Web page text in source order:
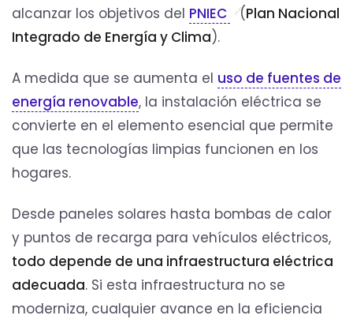
alcanzar los objetivos del PNIEC (Plan Nacional
Integrado de Energía y Clima).
A medida que se aumenta el uso de fuentes de
energía renovable, la instalación eléctrica se
convierte en el elemento esencial que permite
que las tecnologías limpias funcionen en los
hogares.
Desde paneles solares hasta bombas de calor
y puntos de recarga para vehículos eléctricos,
todo depende de una infraestructura eléctrica
adecuada. Si esta infraestructura no se
moderniza, cualquier avance en la eficiencia